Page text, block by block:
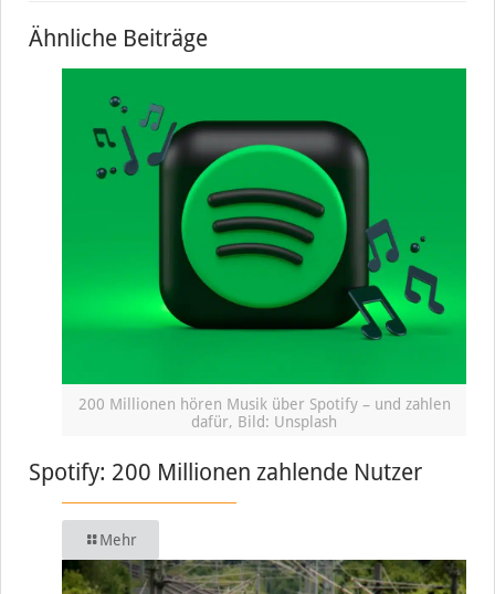
Ähnliche Beiträge
200 Millionen hören Musik über Spotify – und zahlen
dafür, Bild: Unsplash
Spotify: 200 Millionen zahlende Nutzer
Mehr